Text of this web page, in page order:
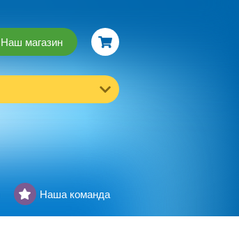
Наш магазин
Наша команда